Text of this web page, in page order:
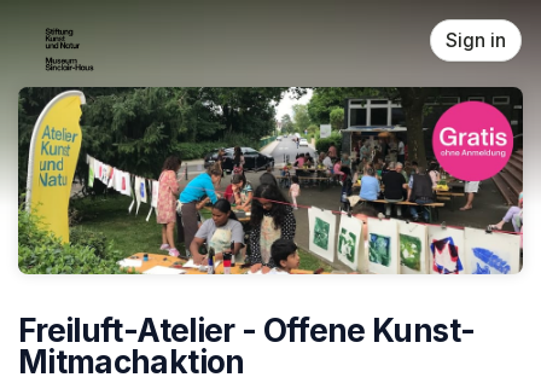
Sign in
Freiluft-Atelier - Offene Kunst-
Mitmachaktion